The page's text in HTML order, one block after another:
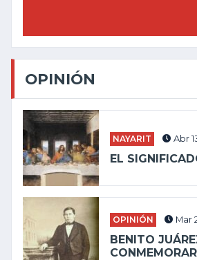
OPINIÓN
NAYARIT Abr
EL
OPINIÓN Mar
BENITO